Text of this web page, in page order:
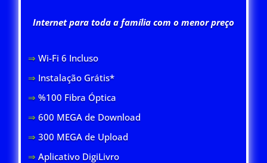
Internet para toda a família com o menor preço
⇒ Wi-Fi 6 Incluso
⇒ Instalação Grátis*
⇒ %100 Fibra Óptica
⇒ 600 MEGA de Download
⇒300 MEGA de Upload
⇒Aplicativo DigiLivro